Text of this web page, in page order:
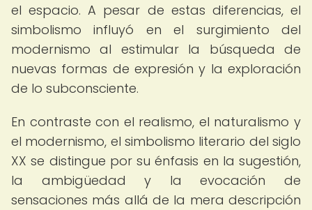
el espacio. A pesar de estas diferencias, el
simbolismo influyó en el surgimiento del
modernismo al estimular la búsqueda de
nuevas formas de expresión y la exploración
de lo subconsciente.
En contraste con el realismo, el naturalismo y
el modernismo, el simbolismo literario del siglo
XX se distingue por su énfasis en la sugestión,
la ambigüedad y la evocación de
sensaciones más allá de la mera descripción